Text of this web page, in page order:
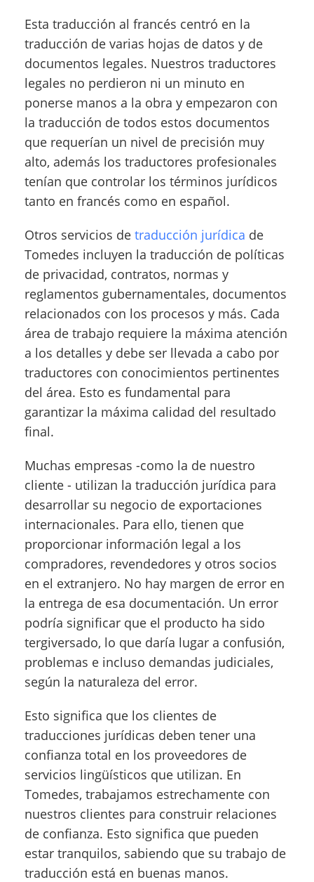
Esta traducción al francés centró en la
traducción de varias hojas de datos y de
documentos legales. Nuestros traductores
legales no perdieron ni un minuto en
ponerse manos a la obra y empezaron con
la traducción de todos estos documentos
que requerían un nivel de precisión muy
alto, además los traductores profesionales
tenían que controlar los términos jurídicos
tanto en francés como en español.
Otros servicios de traducción jurídica de
Tomedes incluyen la traducción de políticas
de privacidad, contratos, normas y
reglamentos gubernamentales, documentos
relacionados con los procesos y más. Cada
área de trabajo requiere la máxima atención
a los detalles y debe ser llevada a cabo por
traductores con conocimientos pertinentes
del área. Esto es fundamental para
garantizar la máxima calidad del resultado
final.
Muchas empresas -como la de nuestro
cliente - utilizan la traducción jurídica para
desarrollar su negocio de exportaciones
internacionales. Para ello, tienen que
proporcionar información legal a los
compradores, revendedores y otros socios
en el extranjero. No hay margen de error en
la entrega de esa documentación. Un error
podría significar que el producto ha sido
tergiversado, lo que daría lugar a confusión,
problemas e incluso demandas judiciales,
según la naturaleza del error.
Esto significa que los clientes de
traducciones jurídicas deben tener una
confianza total en los proveedores de
servicios lingüísticos que utilizan. En
Tomedes, trabajamos estrechamente con
nuestros clientes para construir relaciones
de confianza. Esto significa que pueden
estar tranquilos, sabiendo que su trabajo de
traducción está en buenas manos.